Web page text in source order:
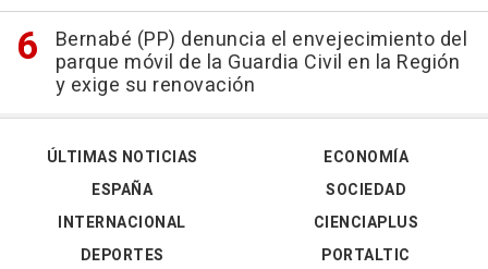
Bernabé (PP) denuncia el envejecimiento del
parque móvil de la Guardia Civil en la Región
y exige su renovación
ÚLTIMAS NOTICIAS
ESPAÑA
INTERNACIONAL
DEPORTES
ECONOMÍA
SOCIEDAD
CIENCIAPLUS
PORTALTIC